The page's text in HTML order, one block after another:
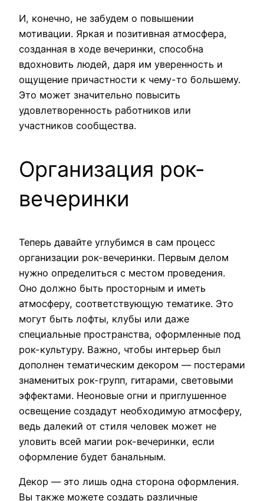
И, конечно, не забудем о повышении
мотивации. Яркая и позитивная атмосфера,
созданная в ходе вечеринки, способна
вдохновить людей, даря им уверенность и
ощущение причастности к чему-то большему.
Это может значительно повысить
удовлетворенность работников или
участников сообщества.
Организация рок-
вечеринки
Теперь давайте углубимся в сам процесс
организации рок-вечеринки. Первым делом
нужно определиться с местом проведения.
Оно должно быть просторным и иметь
атмосферу, соответствующую тематике. Это
могут быть лофты, клубы или даже
специальные пространства, оформленные под
рок-культуру. Важно, чтобы интерьер был
дополнен тематическим декором — постерами
знаменитых рок-групп, гитарами, световыми
эффектами. Неоновые огни и приглушенное
освещение создадут необходимую атмосферу,
ведь далекий от стиля человек может не
уловить всей магии рок-вечеринки, если
оформление будет банальным.
Декор — это лишь одна сторона оформления.
Вы также можете создать различные